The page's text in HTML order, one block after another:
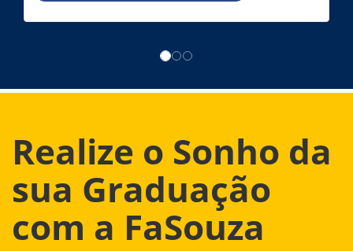
Realize o Sonho da
sua Graduação
com a FaSouza